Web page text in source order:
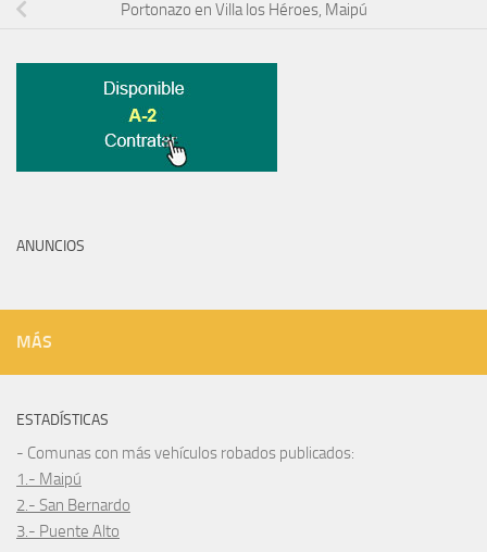
Portonazo en Villa los Héroes, Maipú
ANUNCIOS
MÁS
ESTADÍSTICAS
- Comunas con más vehículos robados publicados:
1.- Maipú
2.- San Bernardo
3.- Puente Alto